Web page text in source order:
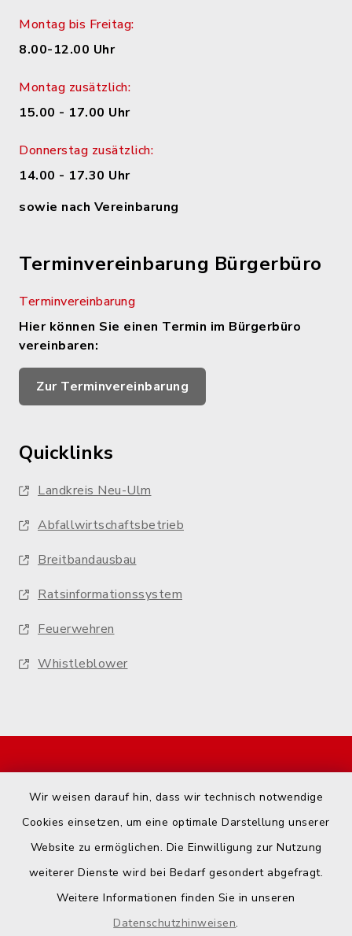
Wir weisen darauf hin, dass wir technisch notwendige
Cookies einsetzen, um eine optimale Darstellung unserer
Website zu ermöglichen. Die Einwilligung zur Nutzung
weiterer Dienste wird bei Bedarf gesondert abgefragt.
Weitere Informationen finden Sie in unseren
Datenschutzhinweisen.
Montag bis Freitag:
8.00-12.00 Uhr
Montag zusätzlich:
15.00 - 17.00 Uhr
Donnerstag zusätzlich:
14.00 - 17.30 Uhr
sowie nach Vereinbarung
Terminvereinbarung Bürgerbüro
Terminvereinbarung
Hier können Sie einen Termin im Bürgerbüro
vereinbaren:
Zur Terminvereinbarung
Quicklinks
Landkreis Neu-Ulm
Abfallwirtschaftsbetrieb
Breitbandausbau
Ratsinformationssystem
Feuerwehren
Whistleblower
Kontakt
Datenschutz